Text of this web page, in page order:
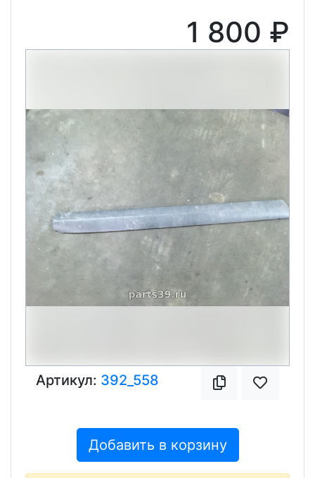
1 800 ₽
Артикул: 392_558
Добавить в корзину